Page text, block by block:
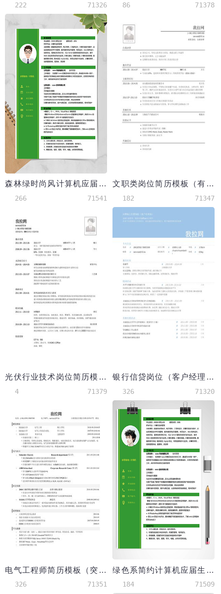
222 71326 86 71378
森林绿时尚风计算机应届生简历模板
266 71541
文职类岗位简历模板（有自我评价）
182 71347
光伏行业技术岗位简历模板
4 71379
银行信贷岗位（客户经理岗）个人简历模板
326 71320
电气工程师简历模板（突出教育背景）
326 71351
绿色系简约计算机应届生简历
184 71509